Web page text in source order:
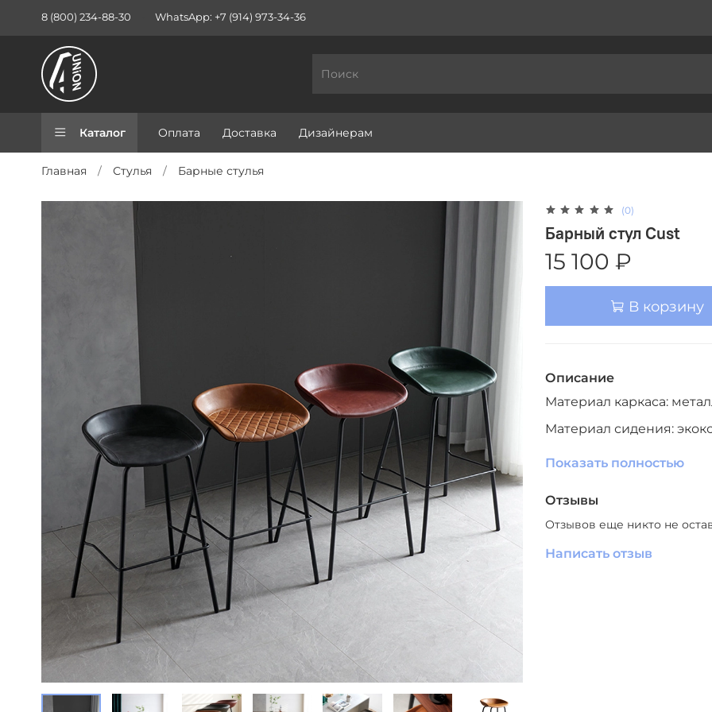
8 (800) 234-88-30 WhatsApp: +7 (914) 973-34-36
Каталог Оплата Доставка Дизайнерам
Главная Стулья Барные стулья
(0)
Барный стул Cust
15 100 ₽
В корзину
Описание
Материал каркаса:
Материал сидения:
Цвет сидения:
Цвет ножек: черный
Показать полностью
Отзывы
Отзывов еще никто не
Написать отзыв